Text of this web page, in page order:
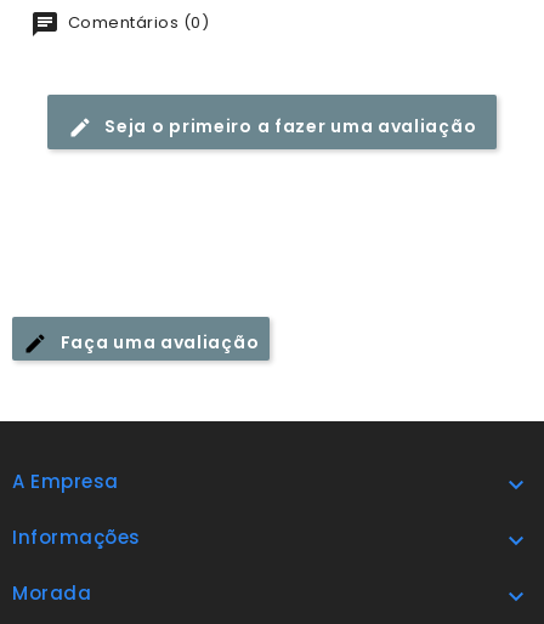
Comentários (0)
Seja o primeiro a fazer uma avaliação
Faça uma avaliação
A Empresa 
Informações 
Morada 